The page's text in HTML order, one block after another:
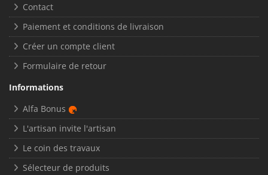
Contact
Paiement et conditions de livraison
Créer un compte client
Formulaire de retour
Informations
Alfa Bonus
L'artisan invite l'artisan
Le coin des travaux
Sélecteur de produits